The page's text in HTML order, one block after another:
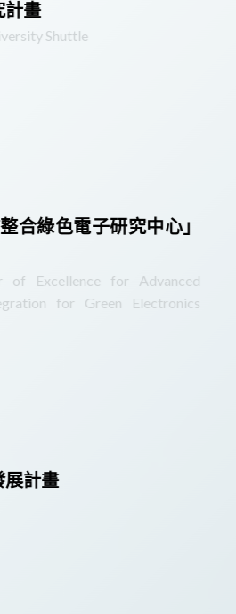
計畫
Shuttle
合綠色電子研究中心」
of Excellence for Advanced
for Green Electronics
展計畫